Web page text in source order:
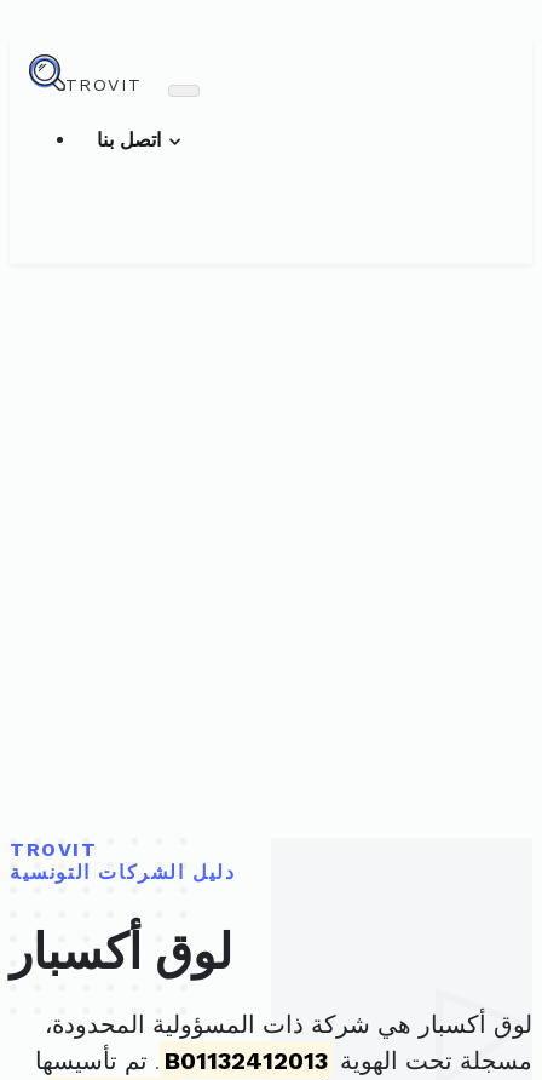
TROVIT
TROVIT
دليل الشركات التونسية
لوق أكسبار
لوق أكسبار هي شركة ذات المسؤولية المحدودة،
مسجلة تحت الهوية B01132412013 . تم تأسيسها